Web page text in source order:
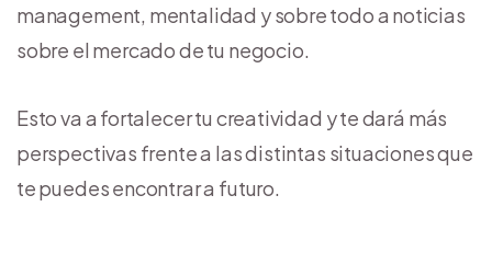
management, mentalidad y sobre todo a noticias
sobre el mercado de tu negocio.
Esto va a fortalecer tu creatividad y te dará más
perspectivas frente a las distintas situaciones que
te puedes encontrar a futuro.